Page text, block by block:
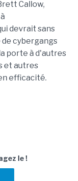
Callow,
devrait sans
cybergangs
porte à d'autres
et autres
efficacité.
le !